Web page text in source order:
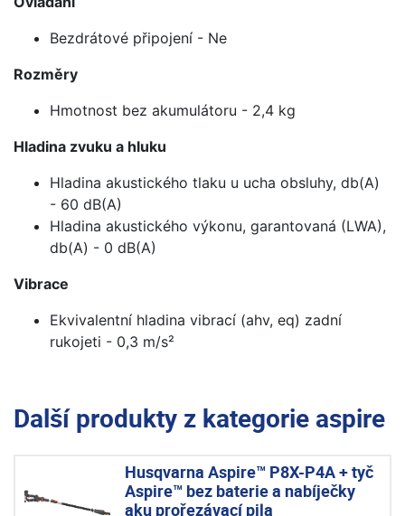
Bezdrátové připojení - Ne
Rozměry
Hmotnost bez akumulátoru - 2,4 kg
Hladina zvuku a hluku
Hladina akustického tlaku u ucha obsluhy, db(A)
- 60 dB(A)
Hladina akustického výkonu, garantovaná (LWA),
db(A) - 0 dB(A)
Vibrace
Ekvivalentní hladina vibrací (ahv, eq) zadní
rukojeti - 0,3 m/s²
Další produkty z kategorie aspire
Husqvarna Aspire™ P8X-P4A + tyč
Aspire™ bez baterie a nabíječky
aku prořezávací pila